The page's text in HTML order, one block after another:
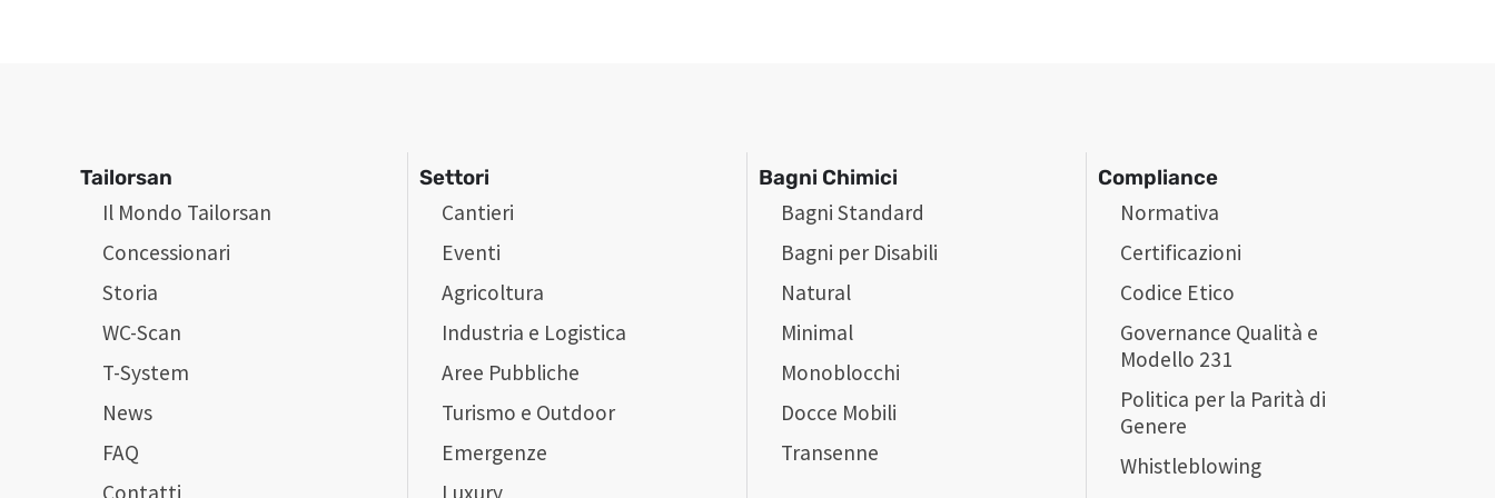
Tailorsan
Il Mondo Tailorsan
Concessionari
Storia
WC-Scan
T-System
News
FAQ
Settori
Cantieri
Eventi
Agricoltura
Industria e Logistica
Aree Pubbliche
Turismo e Outdoor
Emergenze
Bagni Chimici
Bagni Standard
Bagni per Disabili
Natural
Minimal
Monoblocchi
Docce Mobili
Transenne
Compliance
Normativa
Certificazioni
Codice Etico
Governance Qualità e
Modello 231
Politica per la Parità di
Genere
Whistleblowing